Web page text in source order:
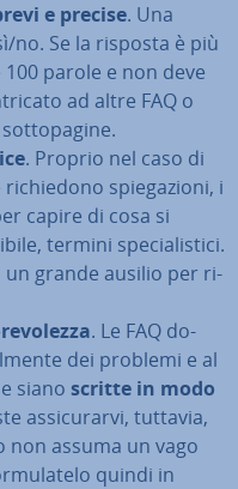
e precise. Una
no. Se la risposta è più
parole e non deve
ad altre FAQ o
. Proprio nel caso di
spie­ga­zio­ni, i
capire di cosa si
termini spe­cia­li­sti­ci.
un grande ausilio per ri­
. Le FAQ do­
dei problemi e al
siano scritte in modo
as­si­cu­rar­vi, tuttavia,
assuma un vago
quindi in